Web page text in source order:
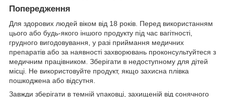
Попередження
Для здорових людей віком від 18 років. Перед використанням
цього або будь-якого іншого продукту під час вагітності,
грудного вигодовування, у разі приймання медичних
препаратів або за наявності захворювань проконсультуйтеся з
медичним працівником. Зберігати в недоступному для дітей
місці. Не використовуйте продукт, якщо захисна плівка
пошкоджена або відсутня.
Завжди зберігати в темній упаковці, захищеній від сонячного